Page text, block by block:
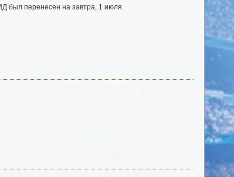
был перенесен на завтра, 1 июля.